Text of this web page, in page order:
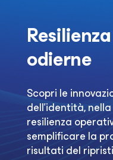
odierne
Scopri le
dell'identità,
resilienza
semplificare la
risultati del